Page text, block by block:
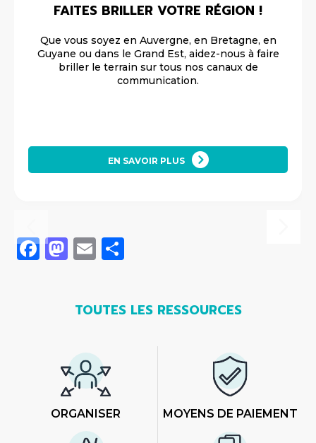
FAITES BRILLER VOTRE RÉGION !
Que vous soyez en Auvergne, en Bretagne, en
Guyane ou dans le Grand Est, aidez-nous à faire
briller le terrain sur tous nos canaux de
communication.
EN SAVOIR PLUS
Facebook
Mastodon
Email
TOUTES LES RESSOURCES
ORGANISER MOYENS DE PAIEMENT